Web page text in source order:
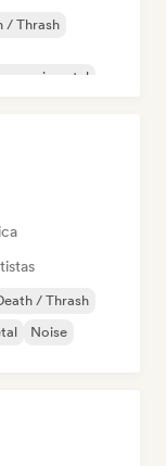
/ Thrash
experimental
/ Thrash
Noise